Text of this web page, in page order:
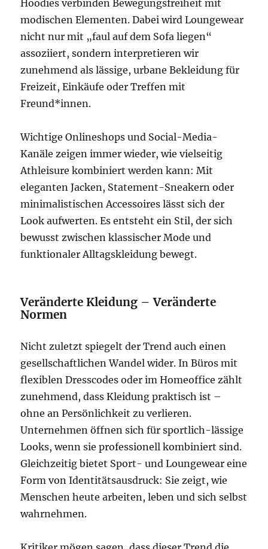
Hoodies verbinden Bewegungsfreiheit mit
modischen Elementen. Dabei wird Loungewear
nicht nur mit „faul auf dem Sofa liegen“
assoziiert, sondern interpretieren wir
zunehmend als lässige, urbane Bekleidung für
Freizeit, Einkäufe oder Treffen mit
Freund*innen.
Wichtige Onlineshops und Social-Media-
Kanäle zeigen immer wieder, wie vielseitig
Athleisure kombiniert werden kann: Mit
eleganten Jacken, Statement-Sneakern oder
minimalistischen Accessoires lässt sich der
Look aufwerten. Es entsteht ein Stil, der sich
bewusst zwischen klassischer Mode und
funktionaler Alltagskleidung bewegt.
Veränderte Kleidung – Veränderte
Normen
Nicht zuletzt spiegelt der Trend auch einen
gesellschaftlichen Wandel wider. In Büros mit
flexiblen Dresscodes oder im Homeoffice zählt
zunehmend, dass Kleidung praktisch ist –
ohne an Persönlichkeit zu verlieren.
Unternehmen öffnen sich für sportlich-lässige
Looks, wenn sie professionell kombiniert sind.
Gleichzeitig bietet Sport- und Loungewear eine
Form von Identitätsausdruck: Sie zeigt, wie
Menschen heute arbeiten, leben und sich selbst
wahrnehmen.